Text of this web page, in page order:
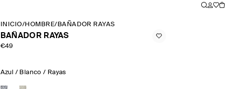
INICIO/HOMBRE/ BAÑADOR RAYAS
BAÑADOR RAYAS
€49
Azul / Blanco / Rayas